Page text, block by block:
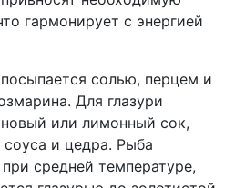
гармонирует с энергией
солью, перцем и
Для глазури
или лимонный сок,
и цедра. Рыба
средней температуре,